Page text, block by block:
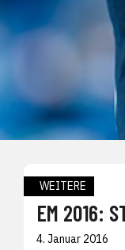
WEITERE
EM 2016:
4. Januar 2016